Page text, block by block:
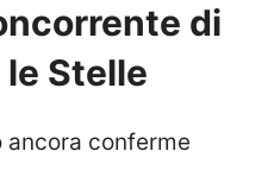
di
Stelle
ancora conferme